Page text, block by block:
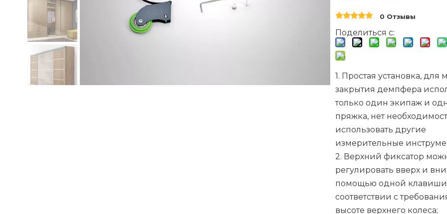
0 Отзывы
Поделиться с:
1. Простая установка, для
закрытия демпфера
только один экипаж и
пряжка, нет
использовать другие
измерительные
2. Верхний фиксатор
регулировать вверх и
помощью одной клавиши
соответствии с
высоте верхнего колеса;